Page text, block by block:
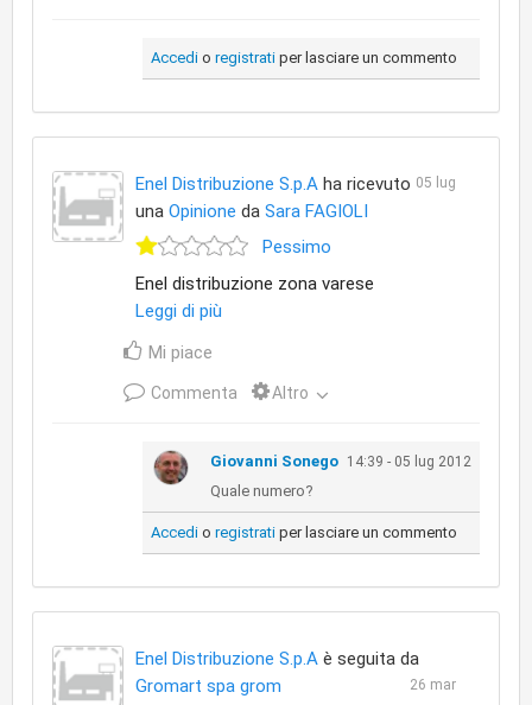
Accedi o registrati per lasciare un commento
05 lug
Enel Distribuzione S.p.A ha ricevuto
una Opinione da Sara FAGIOLI
Pessimo
Enel distribuzione zona varese
Leggi di più
Mi piace
Commenta Altro
14:39 - 05 lug 2012
Giovanni Sonego
Quale numero?
Accedi o registrati per lasciare un commento
Enel Distribuzione S.p.A è seguita da
Gromart spa grom
26 mar